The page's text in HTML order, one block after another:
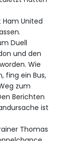
United
Duell
und den
Wie
fing ein Bus,
zum
Berichten
ist
Thomas